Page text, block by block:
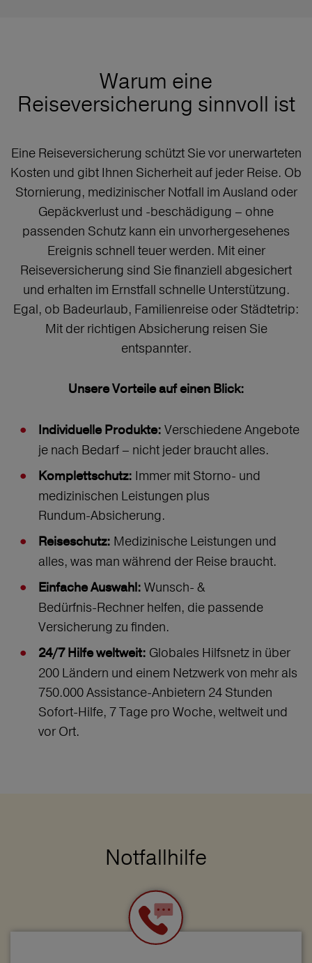
Warum eine
Reiseversicherung sinnvoll ist
Eine Reiseversicherung schützt Sie vor unerwarteten
Kosten und gibt Ihnen Sicherheit auf jeder Reise. Ob
Stornierung, medizinischer Notfall im Ausland oder
Gepäckverlust und -beschädigung – ohne
passenden Schutz kann ein unvorhergesehenes
Ereignis schnell teuer werden. Mit einer
Reiseversicherung sind Sie finanziell abgesichert
und erhalten im Ernstfall schnelle Unterstützung.
Egal, ob Badeurlaub, Familienreise oder Städtetrip:
Mit der richtigen Absicherung reisen Sie
entspannter.
Unsere Vorteile auf einen Blick:
Individuelle Produkte: Verschiedene Angebote
je nach Bedarf – nicht jeder braucht alles.
Komplettschutz: Immer mit Storno‑ und
medizinischen Leistungen plus
Rundum‑Absicherung.
Reiseschutz: Medizinische Leistungen und
alles, was man während der Reise braucht.
Einfache Auswahl: Wunsch‑ &
Bedürfnis‑Rechner helfen, die passende
Versicherung zu finden.
24/7 Hilfe weltweit: Globales Hilfsnetz in über
200 Ländern und einem Netzwerk von mehr als
750.000 Assistance-Anbietern 24 Stunden
Sofort-Hilfe, 7 Tage pro Woche, weltweit und
vor Ort.
Notfallhilfe